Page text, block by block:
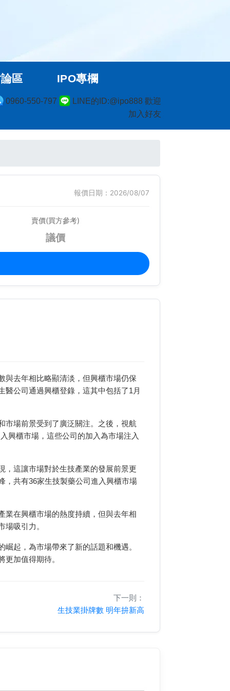
0960-550-797
LINE的ID:@ipo888 歡迎
加入好友
區 IPO專欄
報價日期：2026/08/07
賣價(買方參考)
議價
與去年相比略顯清淡，但興櫃市場仍保
醫公司通過興櫃登錄，這其中包括了1月
市場前景受到了廣泛關注。之後，視航
興櫃市場，這些公司的加入為市場注入
，這讓市場對於生技產業的發展前景更
，共有36家生技製藥公司進入興櫃市場
業在興櫃市場的熱度持續，但與去年相
吸引力。
起，為市場帶來了新的話題和機遇。
加值得期待。
下一則：
生技業掛牌數 明年拚新高